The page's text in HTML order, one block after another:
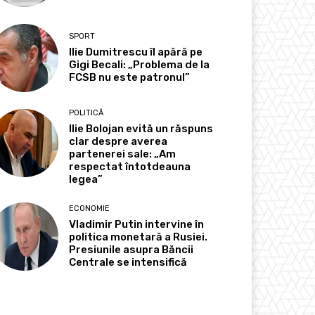
SPORT
Ilie Dumitrescu îl apără pe
Gigi Becali: „Problema de la
FCSB nu este patronul”
POLITICĂ
Ilie Bolojan evită un răspuns
clar despre averea
partenerei sale: „Am
respectat întotdeauna
legea”
ECONOMIE
Vladimir Putin intervine în
politica monetară a Rusiei.
Presiunile asupra Băncii
Centrale se intensifică